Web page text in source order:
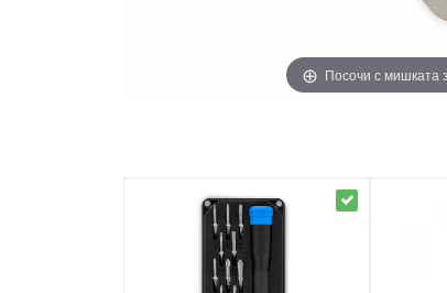
Посочи с мишката